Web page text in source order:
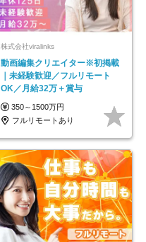
株式会社viralinks
動画編集クリエイター※初掲載
｜未経験歓迎／フルリモート
OK／月給32万＋賞与
350～1500万円
フルリモートあり